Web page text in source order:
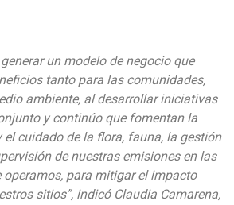
un modelo de negocio que
tanto para las comunidades,
ambiente, al desarrollar iniciativas
y continúo que fomentan la
cuidado de la flora, fauna, la gestión
de nuestras emisiones en las
operamos, para mitigar el impacto
sitios”, indicó Claudia Camarena,